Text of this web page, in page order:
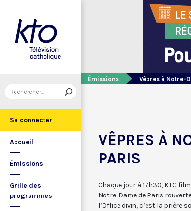
Se connecter
Accueil
Émissions
Grille des
programmes
Émissions Vêpres à Notre-
VÊPRES À
PARIS
Chaque jour à 17h30, KTO
Notre-Dame de Paris
l’Office divin, c’est la prière